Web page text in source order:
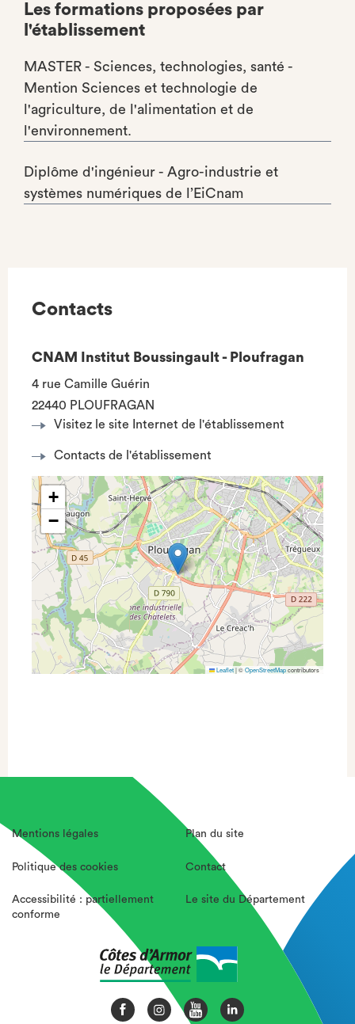
Les formations proposées par
l'établissement
MASTER - Sciences, technologies, santé -
Mention Sciences et technologie de
l'agriculture, de l'alimentation et de
l'environnement.
Diplôme d'ingénieur - Agro-industrie et
systèmes numériques de l’EiCnam
Contacts
CNAM Institut Boussingault - Ploufragan
4 rue Camille Guérin
22440 PLOUFRAGAN
Visitez le site Internet de l'établissement
Contacts de l'établissement
+
−
Leaflet|©OpenStreetMapcontributors
Mentions légales
Politique des cookies
Accessibilité : partiellement
conforme
Plan du site
Contact
Le site du Département